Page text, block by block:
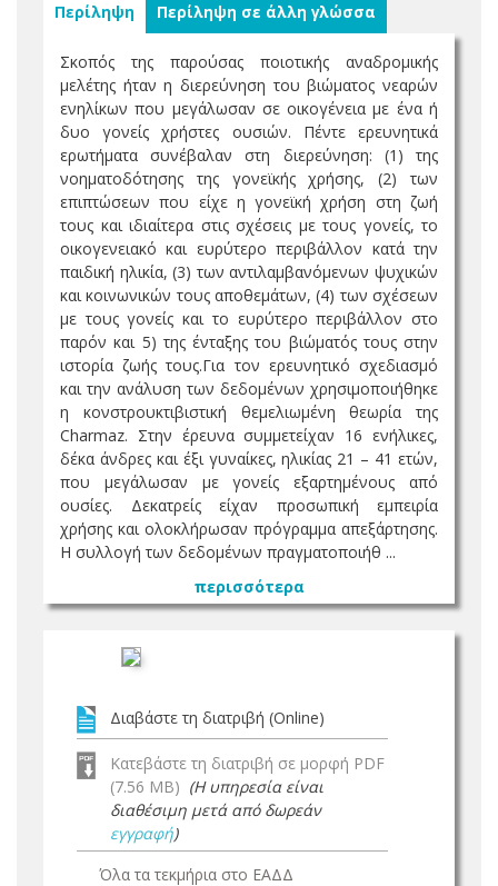
Περίληψη Περίληψη σε άλλη γλώσσα
Σκοπός της παρούσας ποιοτικής αναδρομικής
μελέτης ήταν η διερεύνηση του βιώματος νεαρών
ενηλίκων που μεγάλωσαν σε οικογένεια με ένα ή
δυο γονείς χρήστες ουσιών. Πέντε ερευνητικά
ερωτήματα συνέβαλαν στη διερεύνηση: (1) της
νοηματοδότησης της γονεϊκής χρήσης, (2) των
επιπτώσεων που είχε η γονεϊκή χρήση στη ζωή
τους και ιδιαίτερα στις σχέσεις με τους γονείς, το
οικογενειακό και ευρύτερο περιβάλλον κατά την
παιδική ηλικία, (3) των αντιλαμβανόμενων ψυχικών
και κοινωνικών τους αποθεμάτων, (4) των σχέσεων
με τους γονείς και το ευρύτερο περιβάλλον στο
παρόν και 5) της ένταξης του βιώματός τους στην
ιστορία ζωής τους.Για τον ερευνητικό σχεδιασμό
και την ανάλυση των δεδομένων χρησιμοποιήθηκε
η κονστρουκτιβιστική θεμελιωμένη θεωρία της
Charmaz. Στην έρευνα συμμετείχαν 16 ενήλικες,
δέκα άνδρες και έξι γυναίκες, ηλικίας 21 – 41 ετών,
που μεγάλωσαν με γονείς εξαρτημένους από
ουσίες. Δεκατρείς είχαν προσωπική εμπειρία
χρήσης και ολοκλήρωσαν πρόγραμμα απεξάρτησης.
Η συλλογή των δεδομένων πραγματοποιήθ ...
περισσότερα
Διαβάστε τη διατριβή (Online)
Κατεβάστε τη διατριβή σε μορφή PDF
(7.56 MB) (Η υπηρεσία είναι
διαθέσιμη μετά από δωρεάν
εγγραφή)
Όλα τα τεκμήρια στο ΕΑΔΔ